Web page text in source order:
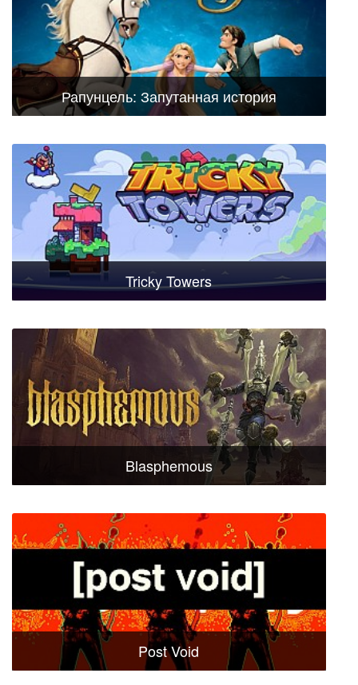
Рапунцель: Запутанная история
Tricky Towers
Blasphemous
Post Void